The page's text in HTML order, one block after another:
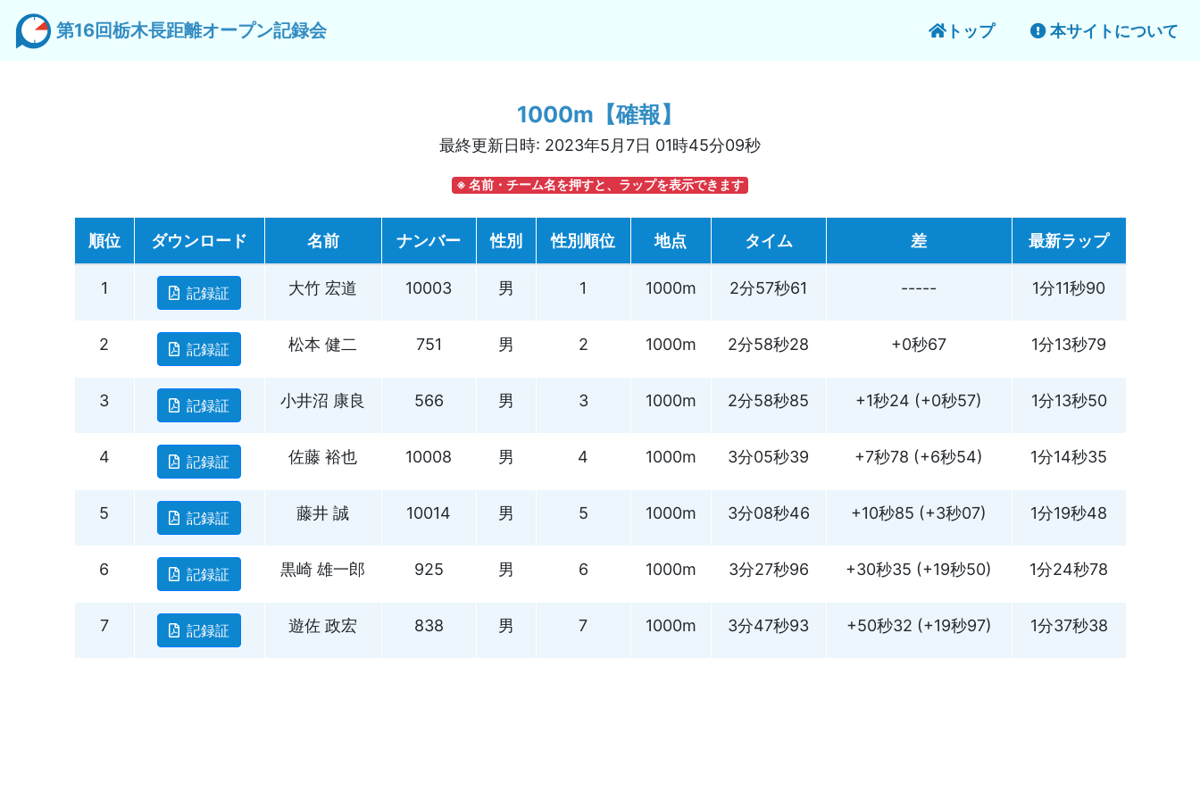
第16回栃木長距離オープン記録会 トップ 本サイトについて
1000m【確報】
最終更新日時: 2023年5月7日 01時45分09秒
※ 名前・チーム名を押すと、ラップを表示できます
順位 ダウンロード 名前 ナンバー 性別 性別順位 地点 タイム 差 最新ラップ
1 記録証 大竹 宏道 10003 男 1 1000m 2分57秒61 ----- 1分11秒90
2 記録証 松本 健二 751 男 2 1000m 2分58秒28 +0秒67 1分13秒79
3 記録証 小井沼 康良 566 男 3 1000m 2分58秒85 +1秒24 (+0秒57) 1分13秒50
4 記録証 佐藤 裕也 10008 男 4 1000m 3分05秒39 +7秒78 (+6秒54) 1分14秒35
5 記録証 藤井 誠 10014 男 5 1000m 3分08秒46 +10秒85 (+3秒07) 1分19秒48
6 記録証 黒崎 雄一郎 925 男 6 1000m 3分27秒96 +30秒35 (+19秒50) 1分24秒78
7 記録証 遊佐 政宏 838 男 7 1000m 3分47秒93 +50秒32 (+19秒97) 1分37秒38